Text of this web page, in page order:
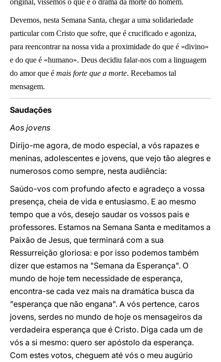
original, víssemos o que é o drama da morte do homem.
Devemos, nesta Semana Santa, chegar a uma solidariedade
particular com Cristo que sofre, que é crucificado e agoniza,
para reencontrar na nossa vida a proximidade do que é «divino»
e do que é «humano». Deus decidiu falar-nos com a linguagem
do amor que é mais forte que a morte. Recebamos tal
mensagem.
Saudações
Aos jovens
Dirijo-me agora, de modo especial, a vós rapazes e
meninas, adolescentes e jovens, que vejo tão alegres e
numerosos como sempre, nesta audiência:
Saúdo-vos com profundo afecto e agradeço a vossa
presença, cheia de vida e entusiasmo. E ao mesmo
tempo que a vós, desejo saudar os vossos pais e
professores. Estamos na Semana Santa e meditamos a
Paixão de Jesus, que terminará com a sua
Ressurreição gloriosa: e por isso podemos também
dizer que estamos na "Semana da Esperança". O
mundo de hoje tem necessidade de esperança,
encontra-se cada vez mais na dramática busca da
"esperança que não engana". A vós pertence, caros
jovens, serdes no mundo de hoje os mensageiros da
verdadeira esperança que é Cristo. Diga cada um de
vós a si mesmo: quero ser apóstolo da esperança.
Com estes votos, cheguem até vós o meu augúrio